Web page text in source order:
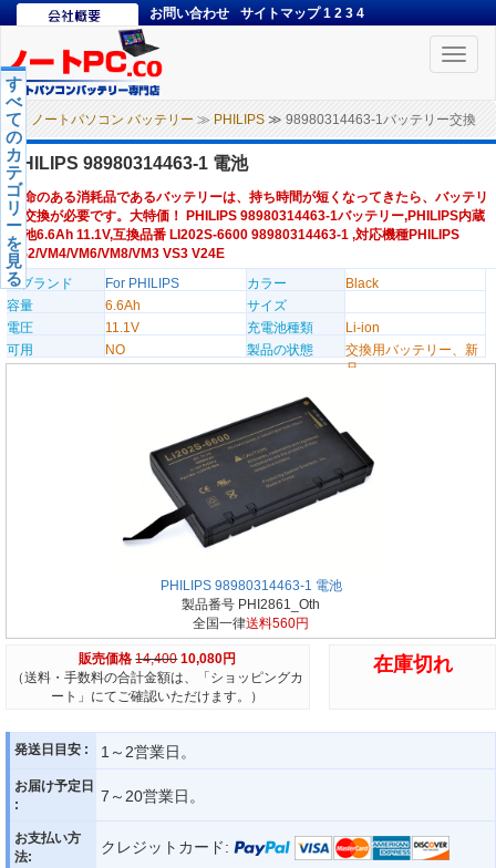
お問い合わせ サイトマップ 1 2 3 4
Toggle
ノートパソコン バッテリー ≫ PHILIPS ≫ 98980314463-1バッテリー交換
す
べ
て
の
カ
テ
ゴ
リ
ー
を
見
る
PHILIPS 98980314463-1 電池
寿命のある消耗品であるバッテリーは、持ち時間が短くなってきたら、バッテリ
ー交換が必要です。大特価！ PHILIPS 98980314463-1バッテリー,PHILIPS内蔵
電池6.6Ah 11.1V,互換品番 LI202S-6600 98980314463-1 ,対応機種PHILIPS
VS2/VM4/VM6/VM8/VM3 VS3 V24E
のブランド
For PHILIPS カラー
Black
容量
6.6Ah
サイズ
電圧
11.1V 充電池種類
Li-ion
可用
NO 製品の状態
交換用バッテリー、新
品
PHILIPS 98980314463-1 電池
製品番号 PHI2861_Oth
全国一律送料560円
販売価格 14,400 10,080円
（送料・手数料の合計金額は、「ショッピングカ
ート」にてご確認いただけます。）
在庫切れ
発送日目安 : 1～2営業日。
お届け予定日
:
7～20営業日。
お支払い方
法:
クレジットカード: